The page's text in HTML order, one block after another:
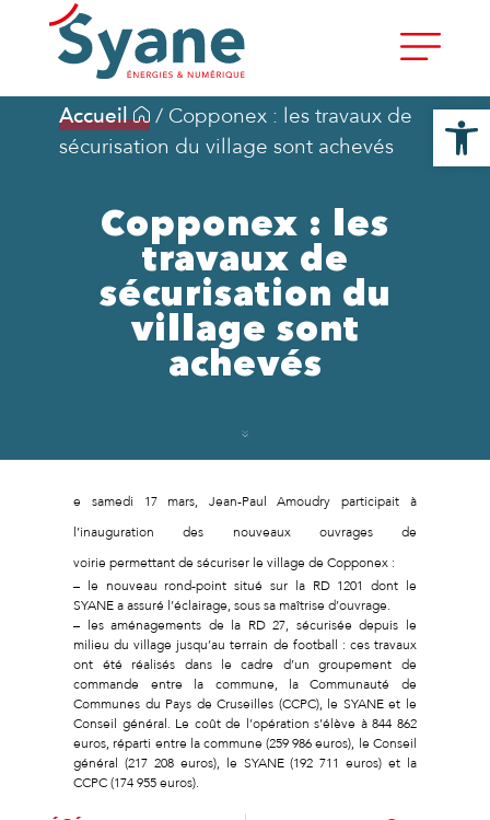
Accueil / Copponex : les travaux de
sécurisation du village sont achevés
Copponex : les
travaux de
sécurisation du
village sont
achevés
e samedi 17 mars, Jean-Paul Amoudry participait à
l’inauguration des nouveaux ouvrages de
voirie permettant de sécuriser le village de Copponex :
– le nouveau rond-point situé sur la RD 1201 dont le
SYANE a assuré l’éclairage, sous sa maîtrise d’ouvrage.
– les aménagements de la RD 27, sécurisée depuis le
milieu du village jusqu’au terrain de football : ces travaux
ont été réalisés dans le cadre d’un groupement de
commande entre la commune, la Communauté de
Communes du Pays de Cruseilles (CCPC), le SYANE et le
Conseil général. Le coût de l’opération s’élève à 844 862
euros, réparti entre la commune (259 986 euros), le Conseil
général (217 208 euros), le SYANE (192 711 euros) et la
CCPC (174 955 euros).
Ouvrir